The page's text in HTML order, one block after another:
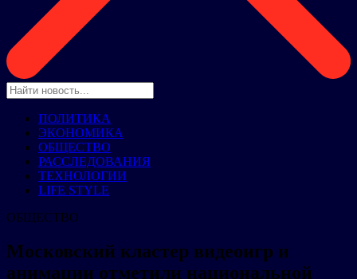
ПОЛИТИКА
ЭКОНОМИКА
ОБЩЕСТВО
РАССЛЕДОВАНИЯ
ТЕХНОЛОГИИ
LIFE STYLE
ОБЩЕСТВО
Московский кластер видеоигр и
анимации отметили национальной